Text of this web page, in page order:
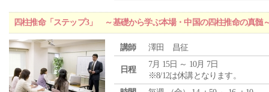
四柱推命「ステップ3」 ～基礎から学ぶ本場・中国の四柱推命の真髄
講師 澤田 昌征
日程
7月 15日 ～ 10月 7日
※8/12は休講となります。